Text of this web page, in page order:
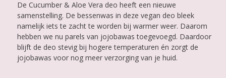
De Cucumber & Aloe Vera deo heeft een nieuwe
samenstelling. De bessenwas in deze vegan deo bleek
namelijk iets te zacht te worden bij warmer weer. Daarom
hebben we nu parels van jojobawas toegevoegd. Daardoor
blijft de deo stevig bij hogere temperaturen én zorgt de
jojobawas voor nog meer verzorging van je huid.